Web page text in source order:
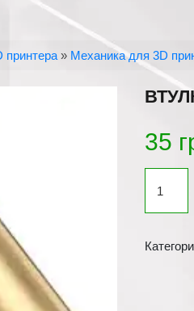
принтера » Механика для 3D
35
товара
Втулка
мм